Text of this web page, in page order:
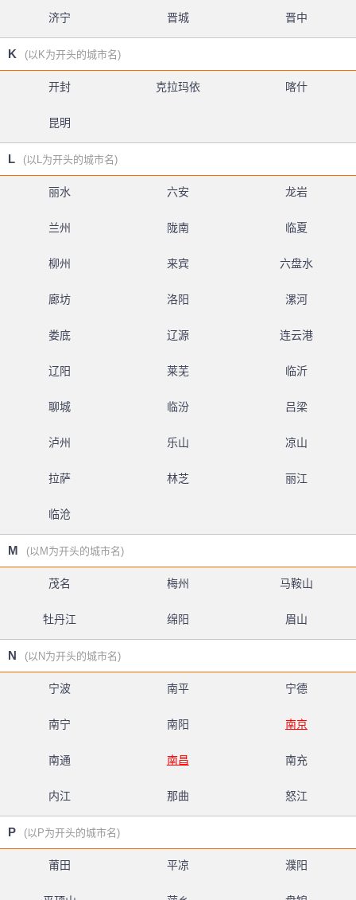
济宁 晋城 晋中
K (以K为开头的城市名)
开封 克拉玛依 喀什
昆明
L (以L为开头的城市名)
丽水 六安 龙岩
兰州 陇南 临夏
柳州 来宾 六盘水
廊坊 洛阳 漯河
娄底 辽源 连云港
辽阳 莱芜 临沂
聊城 临汾 吕梁
泸州 乐山 凉山
拉萨 林芝 丽江
临沧
M (以M为开头的城市名)
茂名 梅州 马鞍山
牡丹江 绵阳 眉山
N (以N为开头的城市名)
宁波 南平 宁德
南宁 南阳 南京
南通 南昌 南充
内江 那曲 怒江
P (以P为开头的城市名)
莆田 平凉 濮阳